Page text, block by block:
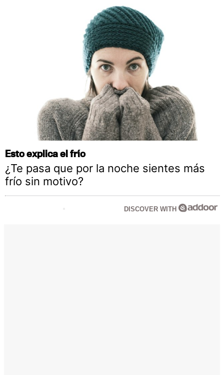
Esto explica el frío
¿Te pasa que por la noche sientes más
frío sin motivo?
DISCOVER WITH